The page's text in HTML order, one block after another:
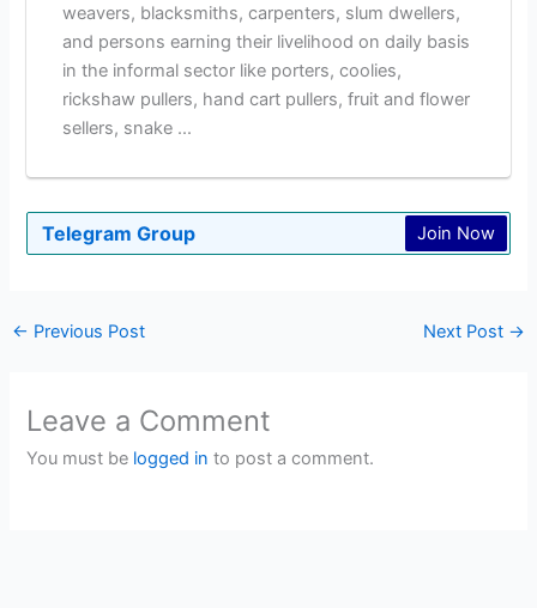
weavers, blacksmiths, carpenters, slum dwellers,
and persons earning their livelihood on daily basis
in the informal sector like porters, coolies,
rickshaw pullers, hand cart pullers, fruit and flower
sellers, snake ...
Telegram Group Join Now
← Previous Post Next Post →
Leave a Comment
You must be logged in to post a comment.